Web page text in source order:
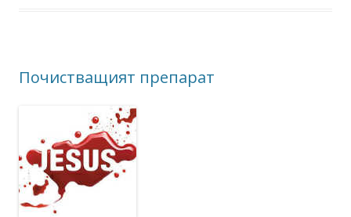
Почистващият препарат